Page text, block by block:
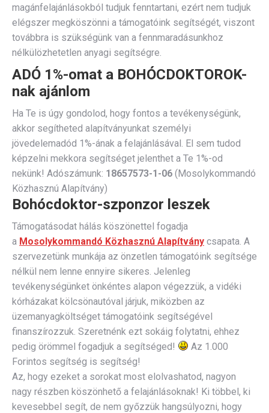
magánfelajánlásokból tudjuk fenntartani, ezért nem tudjuk
elégszer megköszönni a támogatóink segítségét, viszont
továbbra is szükségünk van a fennmaradásunkhoz
nélkülözhetetlen anyagi segítségre.
ADÓ 1%-omat a BOHÓCDOKTOROK-
nak ajánlom
Ha Te is úgy gondolod, hogy fontos a tevékenységünk,
akkor segítheted alapítványunkat személyi
jövedelemadód 1%-ának a felajánlásával. El sem tudod
képzelni mekkora segítséget jelenthet a Te 1%-od
nekünk! Adószámunk: 18657573-1-06 (Mosolykommandó
Közhasznú Alapítvány)
Bohócdoktor-szponzor leszek
Támogatásodat hálás köszönettel fogadja
a Mosolykommandó Közhasznú Alapítvány csapata. A
szervezetünk munkája az önzetlen támogatóink segítsége
nélkül nem lenne ennyire sikeres. Jelenleg
tevékenységünket önkéntes alapon végezzük, a vidéki
kórházakat kölcsönautóval járjuk, miközben az
üzemanyagköltséget támogatóink segítségével
finanszírozzuk. Szeretnénk ezt sokáig folytatni, ehhez
pedig örömmel fogadjuk a segítséged!
Az 1.000
Forintos segítség is segítség!
Az, hogy ezeket a sorokat most elolvashatod, nagyon
nagy részben köszönhető a felajánlásoknak! Ki többel, ki
kevesebbel segít, de nem győzzük hangsúlyozni, hogy